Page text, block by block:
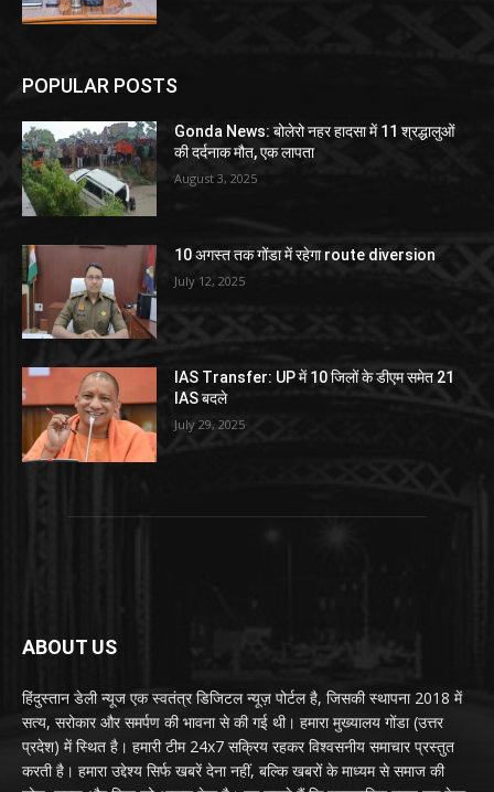
POPULAR POSTS
Gonda News: बोलेरो नहर हादसा में 11 श्रद्धालुओं
की दर्दनाक मौत, एक लापता
August 3, 2025
10 अगस्त तक गोंडा में रहेगा route diversion
July 12, 2025
IAS Transfer: UP में 10 जिलों के डीएम समेत 21
IAS बदले
July 29, 2025
ABOUT US
हिंदुस्तान डेली न्यूज एक स्वतंत्र डिजिटल न्यूज़ पोर्टल है, जिसकी स्थापना 2018 में
सत्य, सरोकार और समर्पण की भावना से की गई थी। हमारा मुख्यालय गोंडा (उत्तर
प्रदेश) में स्थित है। हमारी टीम 24x7 सक्रिय रहकर विश्वसनीय समाचार प्रस्तुत
करती है। हमारा उद्देश्य सिर्फ खबरें देना नहीं, बल्कि खबरों के माध्यम से समाज की